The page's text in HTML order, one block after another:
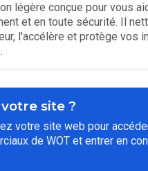
légère conçue pour vous
et en toute sécurité. Il
l'accélère et protège vos
site ?
votre site web pour
de WOT et entrer en